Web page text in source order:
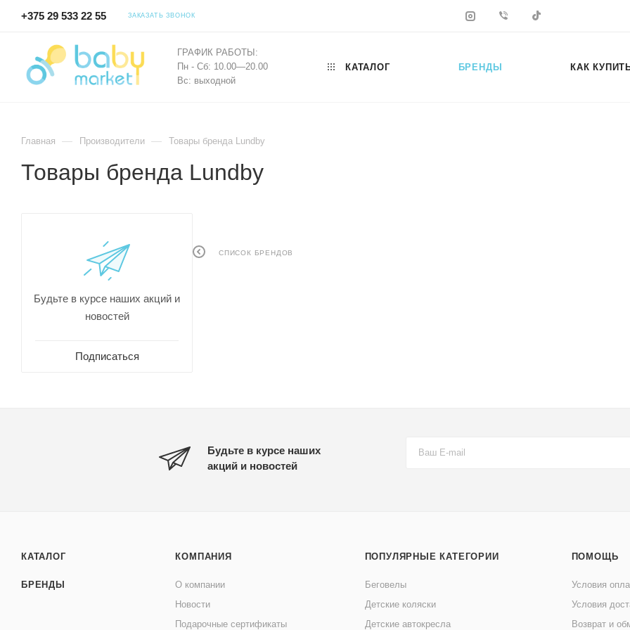
+375 29 533 22 55 ЗАКАЗАТЬ ЗВОНОК
ГРАФИК РАБОТЫ:
Пн - Сб: 10.00—20.00
Вс: выходной
КАТАЛОГ БРЕНДЫ КАК
Главная — Производители — Товары бренда Lundby
Товары бренда Lundby
СПИСОК БРЕНДОВ
Будьте в курсе наших акций и
новостей
Подписаться
Будьте в курсе наших
акций и новостей
КАТАЛОГ
БРЕНДЫ
КОМПАНИЯ
О компании
Новости
Подарочные сертификаты
ПОПУЛЯРНЫЕ КАТЕГОРИИ
Беговелы
Детские коляски
Детские автокресла
ПОМОЩЬ
Условия
Условия
Возврат и